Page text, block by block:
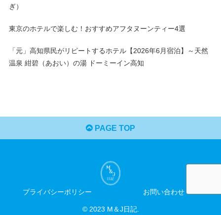
ぎ）
東京のホテルで楽しむ！おすすめアフタヌーンティー4選
「元」高知県民がリピートするホテル【2026年6月宿泊】～天然
温泉 紺碧（あおい）の湯 ドーミーイン高知
PAGE TOP
プライバシーポリシー お問い合わせ
© 2023 M＆J日記.